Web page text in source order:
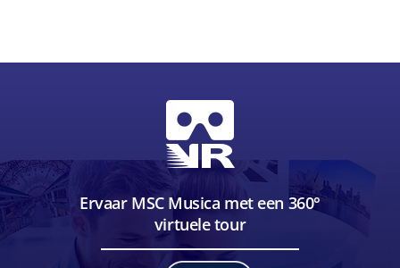
Ervaar MSC Musica met een 360°
virtuele tour